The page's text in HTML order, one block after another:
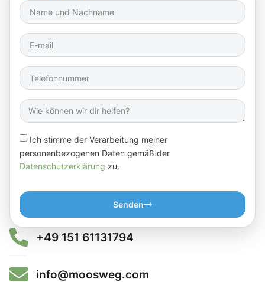
Ich stimme der Verarbeitung meiner
personenbezogenen Daten gemäß der
Datenschutzerklärung zu.
Senden
+49 151 61131794
info@moosweg.com